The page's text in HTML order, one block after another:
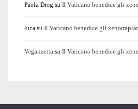
Paola Drog su Il Vaticano benedice gli
lucasu Il Vaticano benedice gli
Veganzettasu Il Vaticano benedice gli